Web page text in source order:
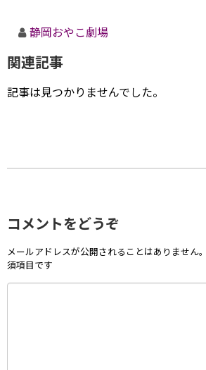
静岡おやこ劇場
関連記事
記事は見つかりませんでした。
コメントをどうぞ
メールアドレスが公開されることはありません。
須項目です